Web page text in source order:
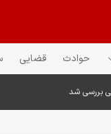
حوادث قضایی
بررسی شد